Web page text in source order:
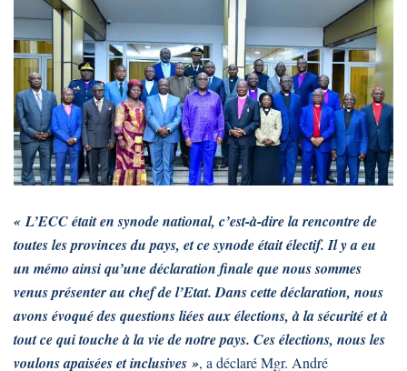
« L’ECC était en synode national, c’est-à-dire la rencontre de
toutes les provinces du pays, et ce synode était électif. Il y a eu
un mémo ainsi qu’une déclaration finale que nous sommes
venus présenter au chef de l’Etat. Dans cette déclaration, nous
avons évoqué des questions liées aux élections, à la sécurité et à
tout ce qui touche à la vie de notre pays. Ces élections, nous les
voulons apaisées et inclusives », a déclaré Mgr. André